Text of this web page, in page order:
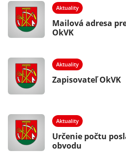
Aktuality
Mailová adresa
OkVK
Aktuality
Zapisovateľ OkVK
Aktuality
Určenie počtu
obvodu